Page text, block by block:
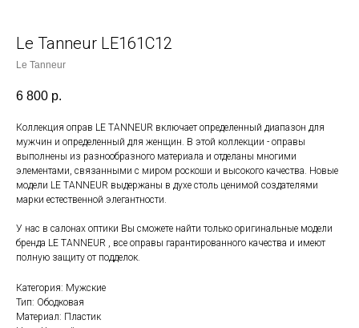
Le Tanneur LE161С12
Le Tanneur
6 800 р.
Коллекция оправ LE TANNEUR включает определенный диапазон для
мужчин и определенный для женщин. В этой коллекции - оправы
выполнены из разнообразного материала и отделаны многими
элементами, связанными с миром роскоши и высокого качества. Новые
модели LE TANNEUR выдержаны в духе столь ценимой создателями
марки естественной элегантности.
У нас в салонах оптики Вы сможете найти только оригинальные модели
бренда LE TANNEUR , все оправы гарантированного качества и имеют
полную защиту от подделок.
Категория: Мужские
Тип: Ободковая
Материал: Пластик